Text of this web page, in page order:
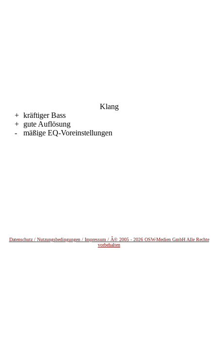
Klang
+ kräftiger Bass
+ gute Auflösung
-
mäßige EQ-Voreinstellungen
Datenschutz / Nutzungsbedingungen / Impressum / Â© 2005 - 2026 OSW-Medien GmbH Alle Rechte
vorbehalten